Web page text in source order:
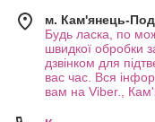
м. Кам'янець-
Будь ласка, по
швидкої обробки
дзвінком для
вас час. Вся
вам на Viber.,